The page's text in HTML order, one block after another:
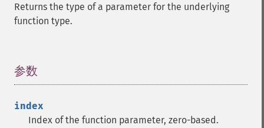
Returns the type of a parameter for the underlying
function type.
参数
index
Index of the function parameter, zero-based.